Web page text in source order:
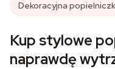
Dekoracyjna
Kup stylowe
naprawdę